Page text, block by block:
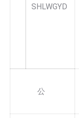
SHLWGYD
公